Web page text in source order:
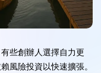
些創辦人選擇自力更
風險投資以快速擴張。